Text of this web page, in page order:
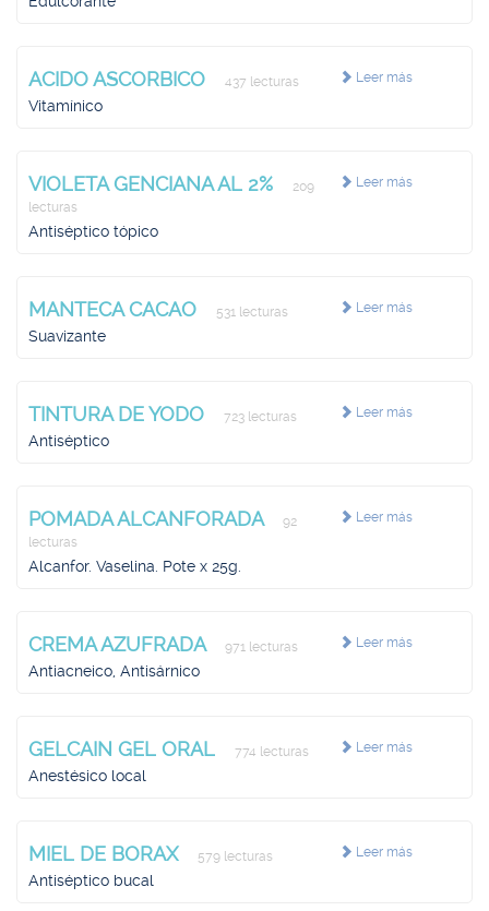
Leer más
ACIDO ASCORBICO 437 lecturas
Vitamínico
Leer más
VIOLETA GENCIANA AL 2%
209
lecturas
Antiséptico tópico
Leer más
MANTECA CACAO 531 lecturas
Suavizante
Leer más
TINTURA DE YODO 723 lecturas
Antiséptico
Leer más
POMADA ALCANFORADA
92
lecturas
Alcanfor. Vaselina. Pote x 25g.
Leer más
CREMA AZUFRADA 971 lecturas
Antiacneico, Antisárnico
Leer más
GELCAIN GEL ORAL 774 lecturas
Anestésico local
Leer más
MIEL DE BORAX 579 lecturas
Antiséptico bucal